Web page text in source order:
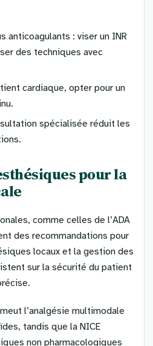
anticoagulants : viser un INR
des techniques avec
cardiaque, opter pour un
spécialisée réduit les
pour la
comme celles de l’ADA
des recommandations pour
locaux et la gestion des
sur la sécurité du patient
l’analgésie multimodale
tandis que la NICE
non pharmacologiques